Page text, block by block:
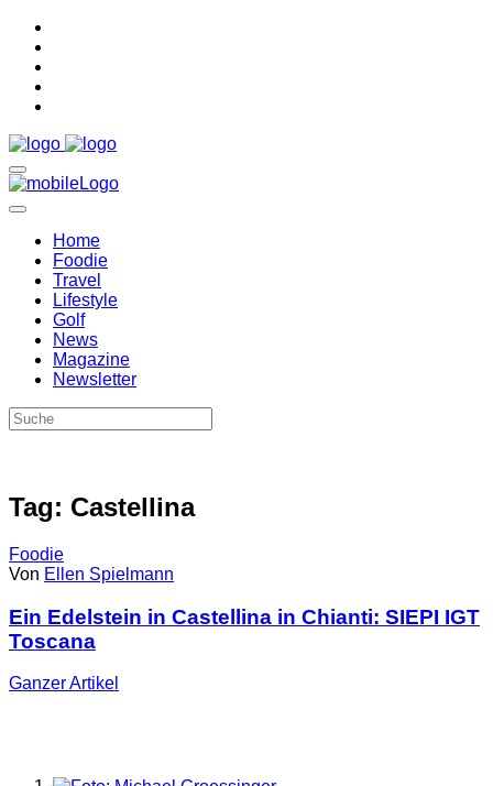
Home
Foodie
Travel
Lifestyle
Golf
News
Magazine
Newsletter
Tag: Castellina
Foodie
Von Ellen Spielmann
Ein Edelstein in Castellina in Chianti: SIEPI IGT
Toscana
GanzerArtikel